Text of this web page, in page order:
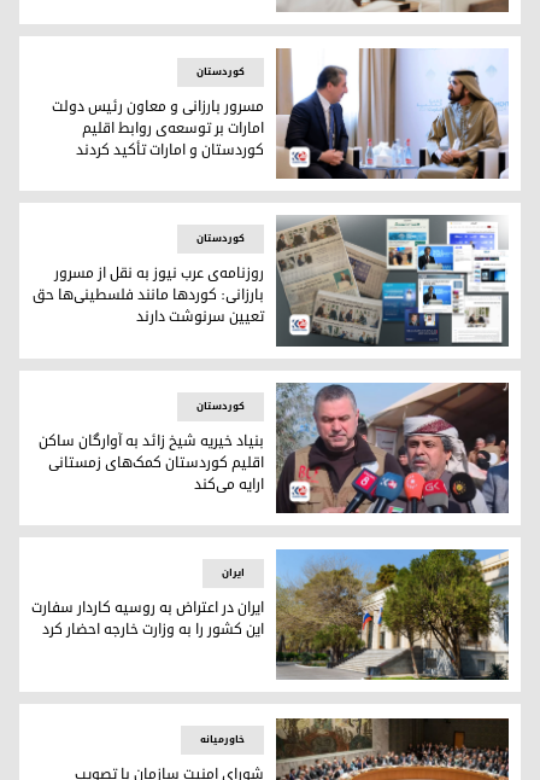
شیخ محمد بن زاید آل نهیان و نچیروان بارزانی
شیخ محمد بن راشد آل مکتوم و مسرور بارزانی
کوردستان
مسرور بارزانی و معاون رئیس دولت
امارات بر توسعه‌ی روابط اقلیم
کوردستان و امارات تأکید کردند
روزنامه‌ی عرب نیوز به نقل از مسرور بارزانی: کوردها مانند
کوردستان
روزنامه‌ی عرب نیوز به نقل از مسرور
بارزانی: کوردها مانند فلسطینی‌ها حق
تعیین سرنوشت دارند
محمد خمیس، مدیر بنیاد خیریه شیخ زائد در امارات متحده عربی
کوردستان
بنیاد خیریه شیخ زائد به آوارگان ساکن
اقلیم کوردستان کمک‌های زمستانی
ارایه می‌کند
ساختمان سفارت روسیە در تهران
ایران
ایران در اعتراض به روسیه کاردار سفارت
این کشور را به وزارت خارجه احضار کرد
خاورمیانه